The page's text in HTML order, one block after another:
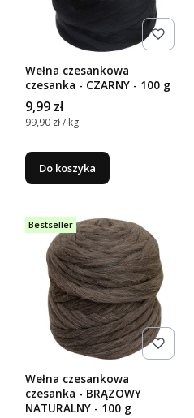
Wełna czesankowa
czesanka - CZARNY - 100 g
Cena
9,99 zł
Cena jednostkowa
99,90 zł / kg
Do koszyka
Bestseller
Wełna czesankowa
czesanka - BRĄZOWY
NATURALNY - 100 g